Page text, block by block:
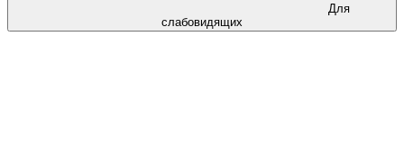
Для
слабовидящих